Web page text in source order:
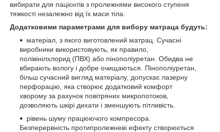
вибирати для пацієнтів з пролежнями високого ступеня
тяжкості незалежно від їх маси тіла.
Додатковими параметрами для вибору матраца будуть:
матеріал, з якого виготовлений матрац. Сучасні
виробники використовують, як правило,
полівінілхлорид (ПВХ) або пінополіуретан. Обидва не
вбирають вологу і добре очищаються. Пінополіуретан,
більш сучасний вигляд матеріалу, допускає лазерну
перфорацію, яка створює додатковий комфорт
хворому за рахунок повітряних микропотоков,
дозволяють шкірі дихати і зменшують пітливість.
рівень шуму працюючого компресора.
Безперервність протипролежневі ефекту створюється